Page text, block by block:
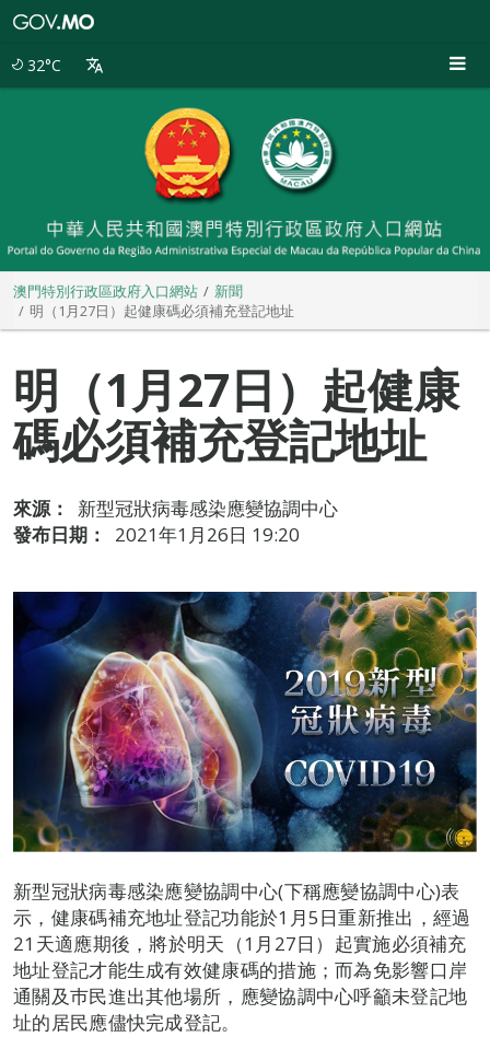
32°C
澳門特別行政區政府入口網站
新聞
明（1月27日）起健康碼必須補充登記地址
明（1月27日）起健康
碼必須補充登記地址
來源：
新型冠狀病毒感染應變協調中心
發布日期：
2021年1月26日 19:20
新型冠狀病毒感染應變協調中心(下稱應變協調中心)表
示，健康碼補充地址登記功能於1月5日重新推出，經過
21天適應期後，將於明天（1月27日）起實施必須補充
地址登記才能生成有效健康碼的措施；而為免影響口岸
通關及巿民進出其他場所，應變協調中心呼籲未登記地
址的居民應儘快完成登記。